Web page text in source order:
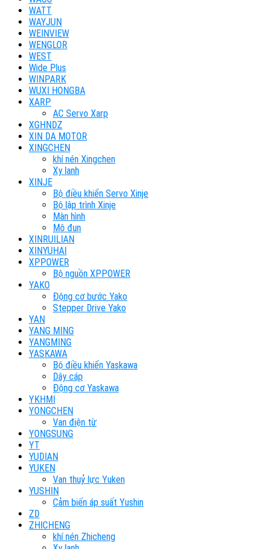
WATT
WAYJUN
WEINVIEW
WENGLOR
WEST
Wide Plus
WINPARK
WUXI HONGBA
XARP
AC Servo Xarp
XGHNDZ
XIN DA MOTOR
XINGCHEN
khí nén Xingchen
Xy lanh
XINJE
Bộ điều khiển Servo Xinje
Bộ lập trình Xinje
Màn hình
Mô đun
XINRUILIAN
XINYUHAI
XPPOWER
Bộ nguồn XPPOWER
YAKO
Động cơ bước Yako
Stepper Drive Yako
YAN
YANG MING
YANGMING
YASKAWA
Bộ điều khiển Yaskawa
Dây cáp
Động cơ Yaskawa
YKHMI
YONGCHEN
Van điện từ
YONGSUNG
YT
YUDIAN
YUKEN
Van thuỷ lực Yuken
YUSHIN
Cảm biến áp suất Yushin
ZD
ZHICHENG
khí nén Zhicheng